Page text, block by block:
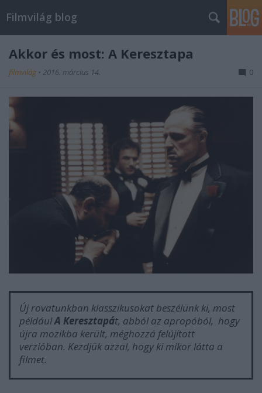
Filmvilág blog
Akkor és most: A Keresztapa
filmvilág • 2016. március 14. 0
Új rovatunkban klasszikusokat beszélünk ki, most
példáulA Keresztapát, abból az apropóból, hogy
újra mozikba került, méghozzá felújított
verzióban. Kezdjük azzal, hogy ki mikor látta a
filmet.